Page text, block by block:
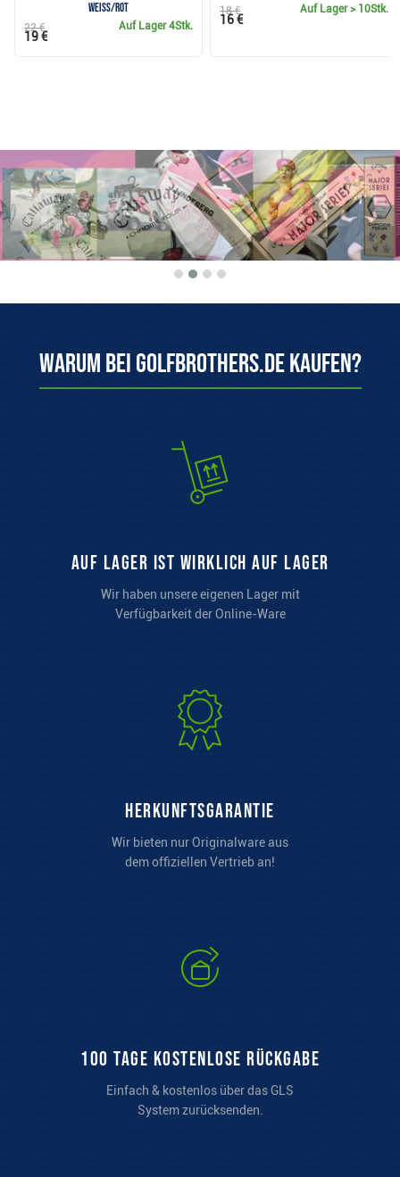
weiss/rot
Auf Lager4Stk.
22 €
19 €
Auf Lager> 10Stk.
18 €
16 €
Warum bei Golfbrothers.de kaufen?
auf Lager ist wirklich auf Lager
Wir haben unsere eigenen Lager mit
Verfügbarkeit der Online-Ware
Herkunftsgarantie
Wir bieten nur Originalware aus
dem offiziellen Vertrieb an!
100 Tage kostenlose Rückgabe
Einfach & kostenlos über das GLS
System zurücksenden.